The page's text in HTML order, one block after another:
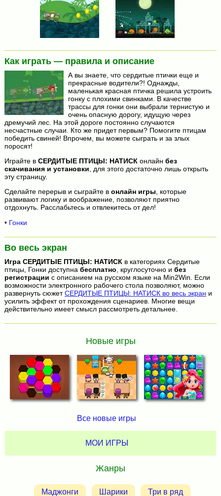
Как играть — правила и описание
А вы знаете, что сердитые птички еще и
прекрасные водители?! Однажды,
маленькая красная птичка решила устроить
гонку с плохими свинками. В качестве
трассы для гонки они выбрали тернистую и
очень опасную дорогу, идущую через
дремучий лес. На этой дороге постоянно случаются
несчастные случаи. Кто же придет первым? Помогите птицам
победить свиней! Впрочем, вы можете сыграть и за злых
поросят!
Играйте в СЕРДИТЫЕ ПТИЦЫ: НАТИСК онлайн без
скачивания и установки , для этого достаточно лишь открыть
эту страницу.
Сделайте перерыв и сыграйте в онлайн игры, которые
развивают логику и воображение, позволяют приятно
отдохнуть. Расслабьтесь и отвлекитесь от дел!
• Гонки
Во весь экран
Игра СЕРДИТЫЕ ПТИЦЫ: НАТИСК в категориях Сердитые
птицы, Гонки доступна бесплатно , круглосуточно и без
регистрации с описанием на русском языке на Min2Win. Если
возможности электронного рабочего стола позволяют, можно
развернуть сюжетСЕРДИТЫЕ ПТИЦЫ: НАТИСК во весь экран и
усилить эффект от прохождения сценариев. Многие вещи
действительно имеет смысл рассмотреть детальнее.
Новые игры
Все новые игры
МОИ ИГРЫ
Жанры
Маджонги Шарики Три в ряд